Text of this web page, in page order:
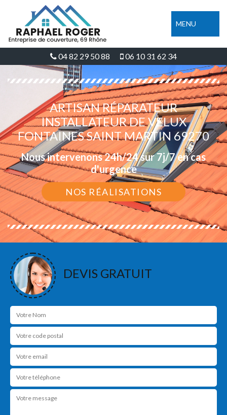
MENU
04 82 29 50 88 06 10 31 62 34
ARTISAN RÉPARATEUR
INSTALLATEUR DE VELUX
FONTAINES SAINT MARTIN 69270
Nous intervenons 24h/24 sur 7j/7 en cas
d'urgence
NOS RÉALISATIONS
DEVIS GRATUIT